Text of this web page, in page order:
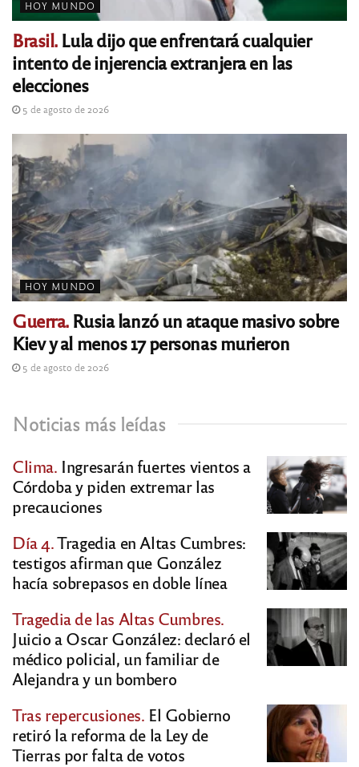
HOY MUNDO
Brasil.Lula dijo que enfrentará cualquier
intento de injerencia extranjera en las
elecciones
5 de agosto de 2026
HOY MUNDO
Guerra.Rusia lanzó un ataque masivo sobre
Kiev y al menos 17 personas murieron
5 de agosto de 2026
Noticias más leídas
Clima. Ingresarán fuertes vientos a
Córdoba y piden extremar las
precauciones
Día 4.Tragedia en Altas Cumbres:
testigos afirman que González
hacía sobrepasos en doble línea
Tragedia de las Altas Cumbres.
Juicio a Oscar González: declaró el
médico policial, un familiar de
Alejandra y un bombero
Tras repercusiones. El Gobierno
retiró la reforma de la Ley de
Tierras por falta de votos